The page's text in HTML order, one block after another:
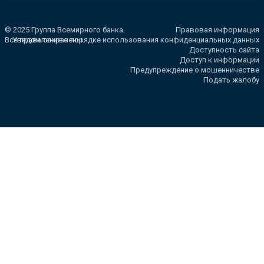
© 2025 Группа Всемирного банка.
Все права сохранены.
Правовая информация
Уведомление о порядке использования конфиденциальных данных
Доступность сайта
Доступ к информации
Предупреждение о мошенничестве
Подать жалобу